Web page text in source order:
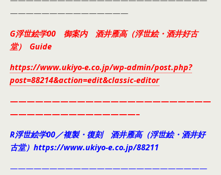
———————————————
G浮世絵学00 御案内 酒井雁高（浮世絵・酒井好古
堂） Guide
https://www.ukiyo-e.co.jp/wp-admin/post.php?
post=88214&action=edit&classic-editor
————————————————————————
———————————————–
R浮世絵学00／複製・復刻 酒井雁高（浮世絵・酒井好
古堂）https://www.ukiyo-e.co.jp/88211
—————————————————————————